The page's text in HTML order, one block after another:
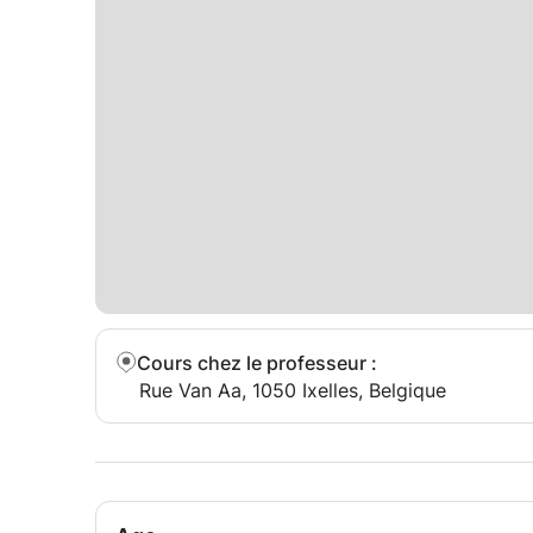
Cours chez le professeur :
Rue Van Aa, 1050 Ixelles, Belgique